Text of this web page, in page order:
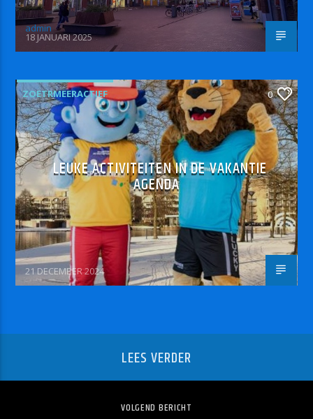
admin
18 JANUARI 2025
ZOETRMEERACTIEF 0
LEUKE ACTIVITEITEN IN DE VAKANTIE
AGENDA
21 DECEMBER 2024
LEES VERDER
VOLGEND BERICHT